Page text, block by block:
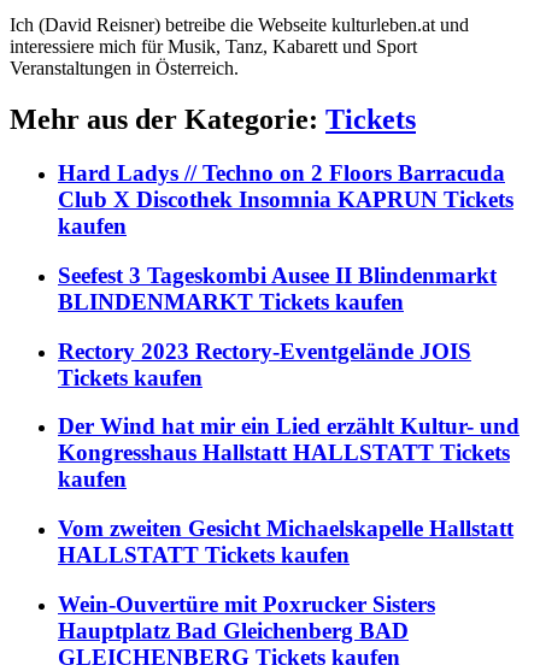
Ich (David Reisner) betreibe die Webseite kulturleben.at und
interessiere mich für Musik, Tanz, Kabarett und Sport
Veranstaltungen in Österreich.
Mehr aus der Kategorie: Tickets
Hard Ladys // Techno on 2 Floors Barracuda
Club X Discothek Insomnia KAPRUN Tickets
kaufen
Seefest 3 Tageskombi Ausee II Blindenmarkt
BLINDENMARKT Tickets kaufen
Rectory 2023 Rectory-Eventgelände JOIS
Tickets kaufen
Der Wind hat mir ein Lied erzählt Kultur- und
Kongresshaus Hallstatt HALLSTATT Tickets
kaufen
Vom zweiten Gesicht Michaelskapelle Hallstatt
HALLSTATT Tickets kaufen
Wein-Ouvertüre mit Poxrucker Sisters
Hauptplatz Bad Gleichenberg BAD
GLEICHENBERG Tickets kaufen